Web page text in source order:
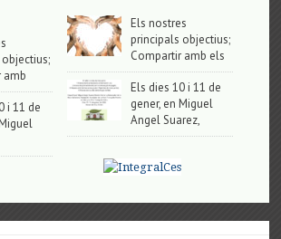
amb
i 11 de
Els nostres
principals objectius;
Compartir amb els
Els dies 10 i 11 de
gener, en Miguel
Angel Suarez,